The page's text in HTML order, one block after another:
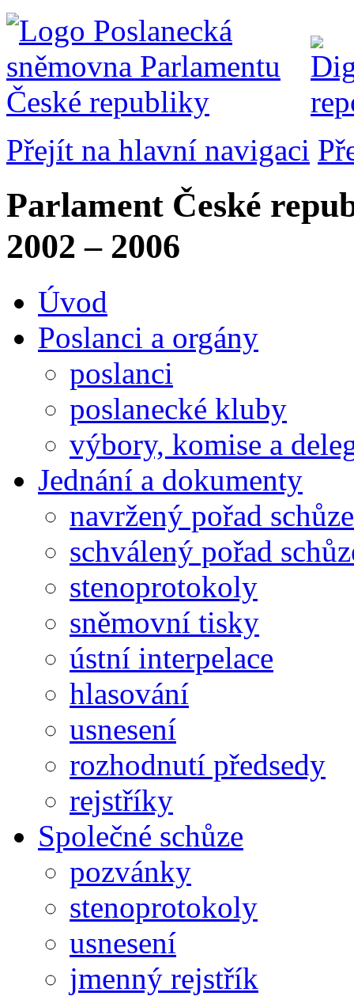
Přejít na hlavní navigaci
Parlament České
2002 – 2006
Úvod
Poslanci a orgány
poslanci
poslanecké kluby
výbory, komise a
Jednání a dokumenty
navržený pořad schůze
schválený pořad
stenoprotokoly
sněmovní tisky
ústní interpelace
hlasování
usnesení
rozhodnutí předsedy
rejstříky
Společné schůze
pozvánky
stenoprotokoly
usnesení
jmenný rejstřík